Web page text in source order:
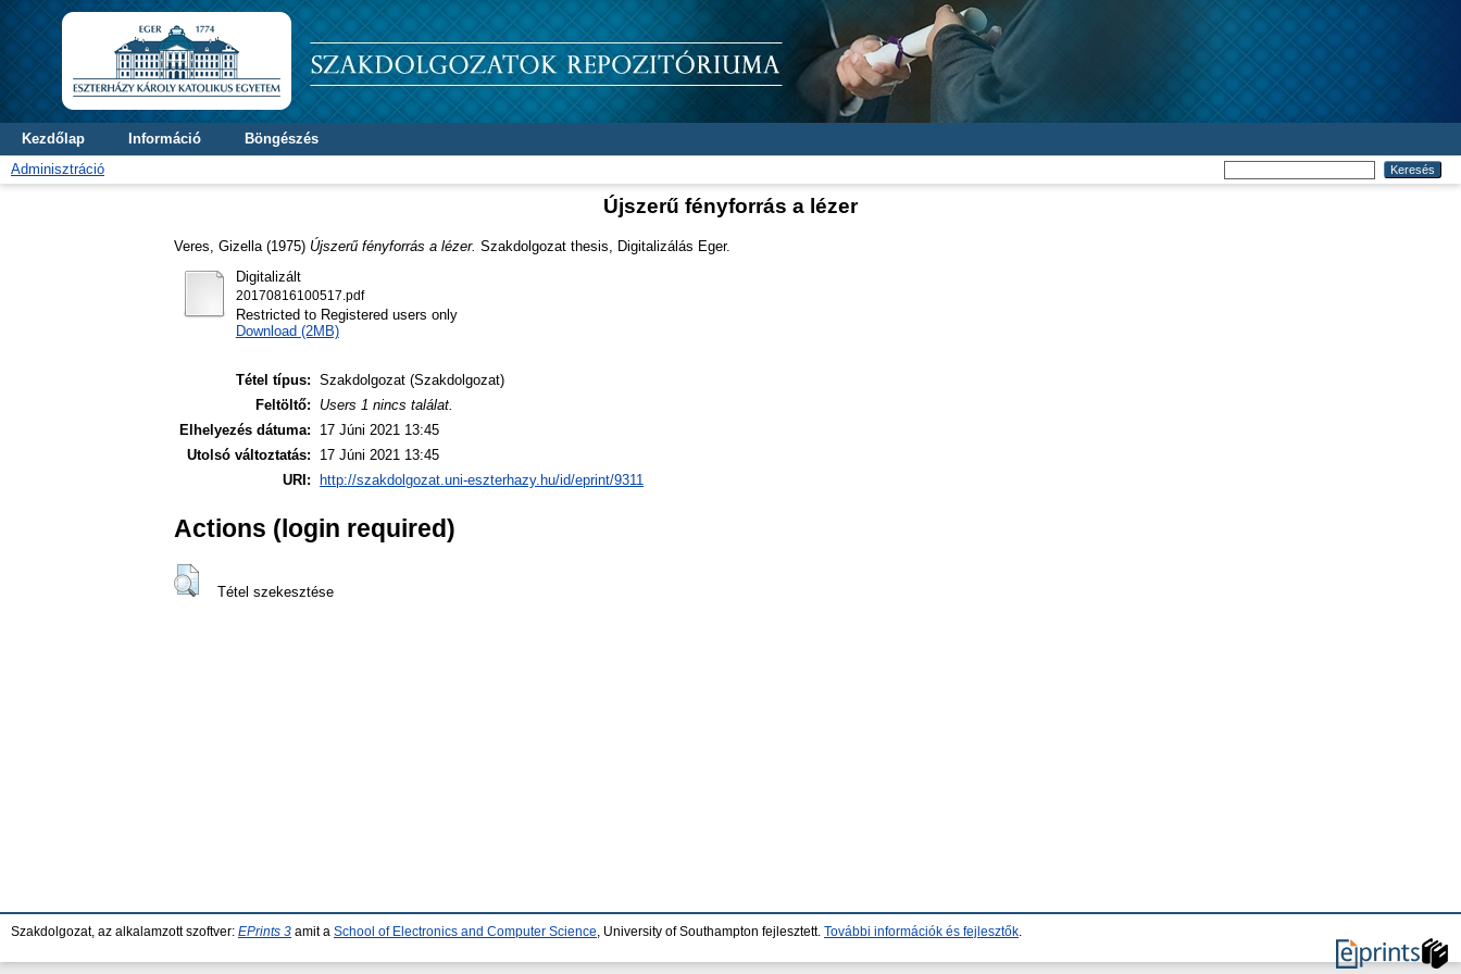
Kezdőlap Információ
Böngészés
Adminisztráció
Újszerű fényforrás a lézer
Veres, Gizella (1975) Újszerű fényforrás a lézer. Szakdolgozat thesis, Digitalizálás Eger.
Digitalizált
20170816100517.pdf
Restricted to Registered users only
Download (2MB)
Tétel típus: Szakdolgozat (Szakdolgozat)
Feltöltő:
Users 1 nincs találat.
Elhelyezés dátuma:
17 Júni 2021 13:45
Utolsó változtatás:
17 Júni 2021 13:45
URI:
http://szakdolgozat.uni-eszterhazy.hu/id/eprint/9311
Actions (login required)
Tétel szekesztése
Szakdolgozat, az alkalamzott szoftver: EPrints 3 amit a School of Electronics and Computer Science , University of Southampton fejlesztett. További információk és fejlesztők